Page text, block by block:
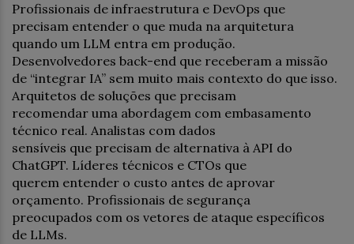
Profissionais de infraestrutura e DevOps que
precisam entender o que muda na arquitetura
quando um LLM entra em produção.
Desenvolvedores back-end que receberam a missão
de “integrar IA” sem muito mais contexto do que isso.
Arquitetos de soluções que precisam
recomendar uma abordagem com embasamento
técnico real. Analistas com dados
sensíveis que precisam de alternativa à API do
ChatGPT. Líderes técnicos e CTOs que
querem entender o custo antes de aprovar
orçamento. Profissionais de segurança
preocupados com os vetores de ataque específicos
de LLMs.